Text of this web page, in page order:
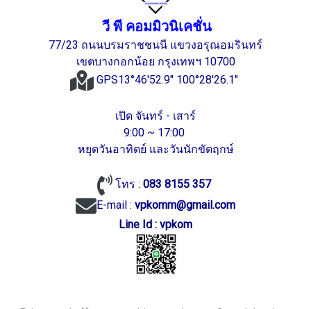
วี พี คอมมิวนิเคชั่น
77/23 ถนนบรมราชชนนี แขวงอรุณอมรินทร์
เขตบางกอกน้อย กรุงเทพฯ 10700
GPS13°46'52.9" 100°28'26.1"
เปิด จันทร์ - เสาร์
9:00 ~ 17:00
หยุดวันอาทิตย์ และวันนักขัตฤกษ์
โทร :083 8155 357
E-mail : vpkomm@gmail.com
Line Id : vpkom